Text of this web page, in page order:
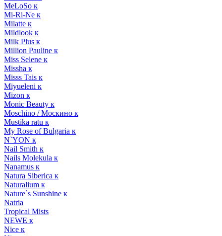
MeLoSo к
Mi-Ri-Ne к
Milatte к
Mildlook к
Milk Plus к
Million Pauline к
Miss Selene к
Missha к
Misss Tais к
Miyueleni к
Mizon к
Monic Beauty к
Moschino / Москино к
Mustika ratu к
My Rose of Bulgaria к
N`YON к
Nail Smith к
Nails Molekula к
Nanamus к
Natura Siberica к
Naturalium к
Nature`s Sunshine к
Natria
Tropical Mists
NEWE к
Nice к